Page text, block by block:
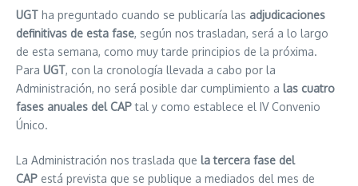
UGT ha preguntado cuando se publicaría las adjudicaciones
definitivas de esta fase, según nos trasladan, será a lo largo
de esta semana, como muy tarde principios de la próxima.
Para UGT, con la cronología llevada a cabo por la
Administración, no será posible dar cumplimiento a las cuatro
fases anuales del CAPtal y como establece el IV Convenio
Único.
La Administración nos traslada que la tercera fase del
CAP está prevista que se publique a mediados del mes de